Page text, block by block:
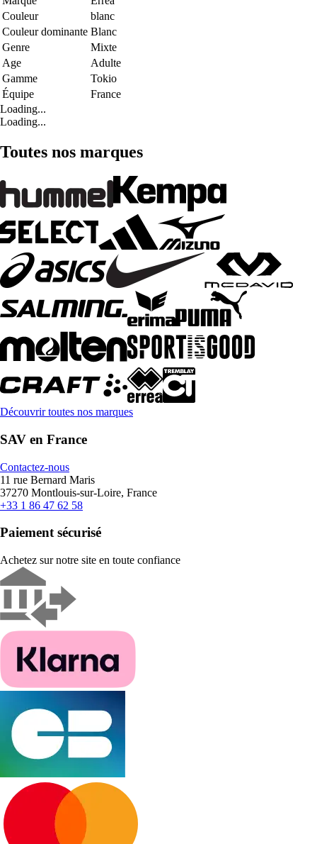
Couleur
blanc
Couleur dominante Blanc
Genre
Mixte
Age
Adulte
Gamme
Tokio
Équipe
France
Loading...
Loading...
Toutes nos marques
Découvrir toutes nos marques
SAV en France
Contactez-nous
11 rue Bernard Maris
37270 Montlouis-sur-Loire, France
+33 1 86 47 62 58
Paiement sécurisé
Achetez sur notre site en toute confiance